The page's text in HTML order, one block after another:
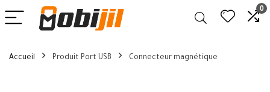
0
Accueil Produit Port USB Connecteur magnétique